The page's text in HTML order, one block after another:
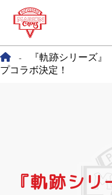
-
『軌跡シリーズ
プコラボ決定！
『軌跡シ